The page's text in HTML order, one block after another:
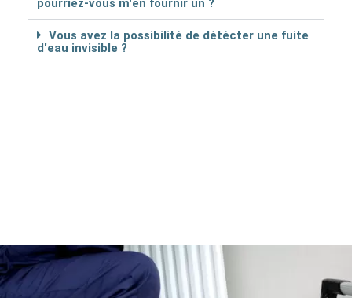
Vous avez la possibilité de détécter une fuite
d'eau invisible ?